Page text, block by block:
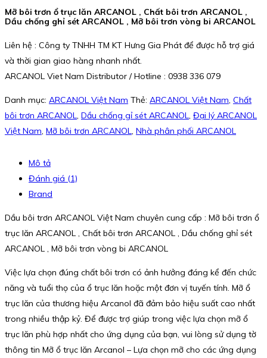
Mỡ bôi trơn ổ trục lăn ARCANOL , Chất bôi trơn ARCANOL ,
Dầu chống ghỉ sét ARCANOL , Mỡ bôi trơn vòng bi ARCANOL
Liên hệ : Công ty TNHH TM KT Hưng Gia Phát để được hỗ trợ giá
và thời gian giao hàng nhanh nhất.
ARCANOL Viet Nam Distributor / Hotline : 0938 336 079
Danh mục: ARCANOL Việt Nam Thẻ: ARCANOL Việt Nam Chất
bôi trơn ARCANOL
Dầu chống gỉ sét ARCANOL
Đại lý ARCANOL
Việt Nam Mỡ bôi trơn ARCANOL Nhà phân phối ARCANOL
Mô tả
Đánh giá (1)
Brand
Dầu bôi trơn ARCANOL Việt Nam chuyên cung cấp : Mỡ bôi trơn ổ
trục lăn ARCANOL , Chất bôi trơn ARCANOL , Dầu chống ghỉ sét
ARCANOL , Mỡ bôi trơn vòng bi ARCANOL
Việc lựa chọn đúng chất bôi trơn có ảnh hưởng đáng kể đến chức
năng và tuổi thọ của ổ trục lăn hoặc một đơn vị tuyến tính. Mỡ ổ
trục lăn của thương hiệu Arcanol đã đảm bảo hiệu suất cao nhất
trong nhiều thập kỷ. Để được trợ giúp trong việc lựa chọn mỡ ổ
trục lăn phù hợp nhất cho ứng dụng của bạn, vui lòng sử dụng tờ
thông tin Mỡ ổ trục lăn Arcanol – Lựa chọn mỡ cho các ứng dụng